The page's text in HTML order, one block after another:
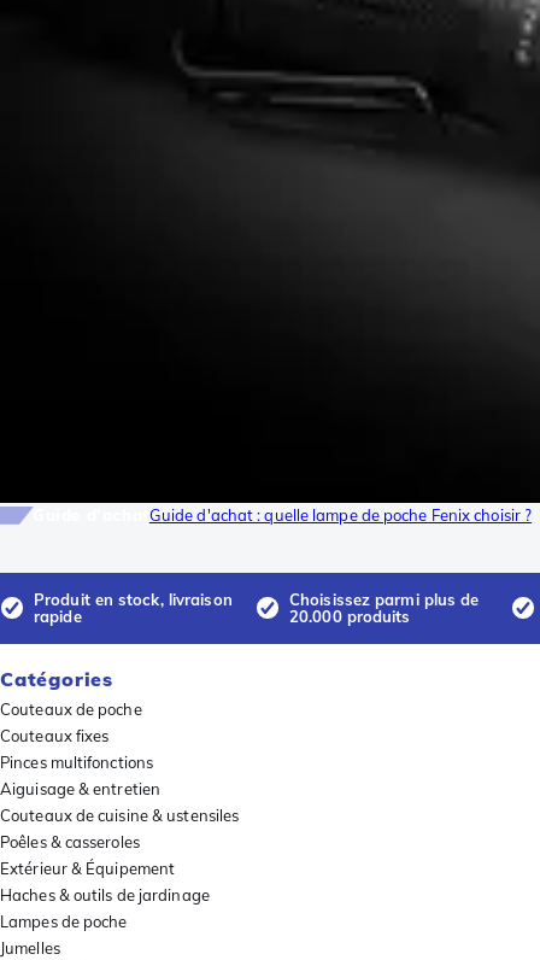
Guide d'achat : quelle lampe de poche Fenix choisir ?
Produit en stock, livraison
rapide
Choisissez parmi plus de
20.000 produits
Catégories
Couteaux de poche
Couteaux fixes
Pinces multifonctions
Aiguisage & entretien
Couteaux de cuisine & ustensiles
Poêles & casseroles
Extérieur & Équipement
Haches & outils de jardinage
Lampes de poche
Jumelles